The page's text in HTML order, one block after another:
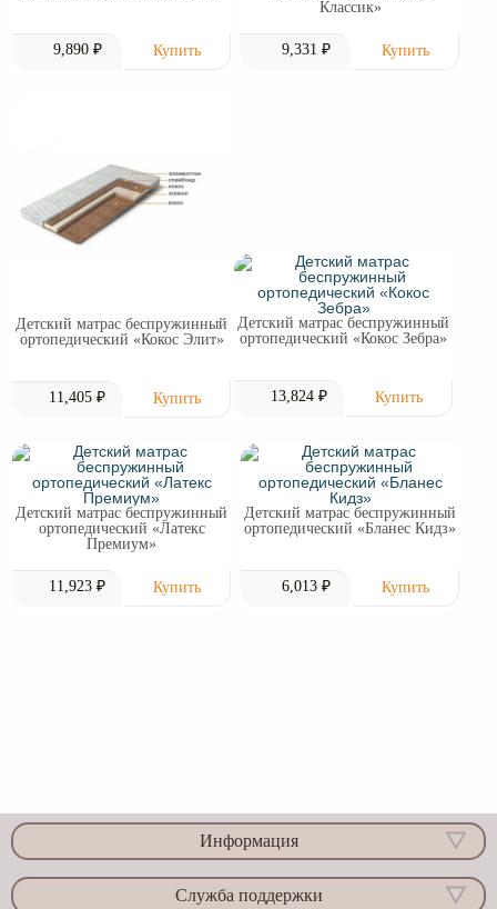
9,890 ₽
Классик»
9,331 ₽
Детский матрас беспружинный
ортопедический «Кокос Элит»
11,405 ₽
Детский матрас беспружинный
ортопедический «Кокос Зебра»
13,824 ₽
Детский матрас беспружинный
ортопедический «Латекс
Премиум»
11,923 ₽
Детский матрас беспружинный
ортопедический «Бланес Кидз»
6,013 ₽
Информация
Служба поддержки